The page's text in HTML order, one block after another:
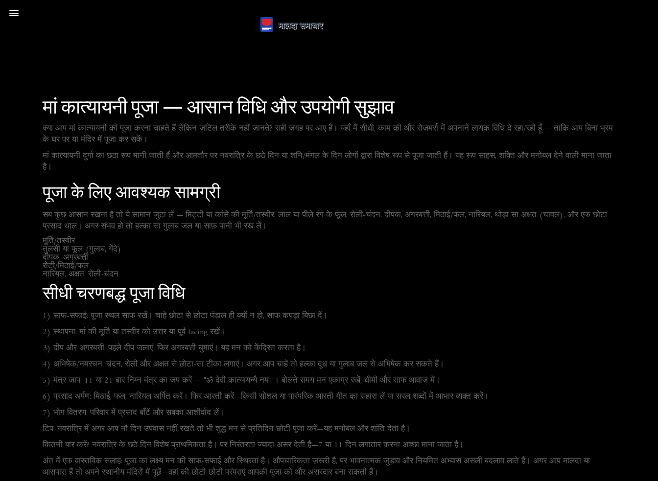
मां कात्यायनी पूजा — आसान विधि और उपयोगी सुझाव
क्या आप मां कात्यायनी की पूजा करना चाहते हैं लेकिन जटिल तरीके नहीं जानते? सही जगह पर आए हैं। यहाँ मैं सीधी, काम की और रोज़मर्रा में अपनाने लायक विधि दे रहा/रही हूँ — ताकि आप बिना भ्रम
के घर पर या मंदिर में पूजा कर सकें।
मां कात्यायनी दुर्गा का छठा रूप मानी जाती हैं और आमतौर पर नवरात्रि के छठे दिन या शनि/मंगल के दिन लोगों द्वारा विशेष रूप से पूजा जाती हैं। यह रूप साहस, शक्ति और मनोबल देने वाली माना जाता
है।
पूजा के लिए आवश्यक सामग्री
सब कुछ आसान रखना है तो ये सामान जुटा लें — मिट्टी या कांसे की मूर्ति/तस्वीर, लाल या पीले रंग के फूल, रोली-चंदन, दीपक, अगरबत्ती, मिठाई/फल, नारियल, थोड़ा सा अक्षत (चावल), और एक छोटा
प्रसाद थाल। अगर संभव हो तो हल्का सा गुलाब जल या साफ़ पानी भी रख लें।
मूर्ति/तस्वीर
तुलसी या फूल (गुलाब, गेंदे)
दीपक, अगरबत्ती
रोटी/मिठाई/फल
नारियल, अक्षत, रोली-चंदन
सीधी चरणबद्ध पूजा विधि
1) साफ-सफाई: पूजा स्थल साफ रखें। चाहे छोटा से छोटा पंडाल ही क्यों न हो, साफ कपड़ा बिछा दें।
2) स्थापना: मां की मूर्ति या तस्वीर को उत्तर या पूर्व facing रखें।
3) दीप और अगरबत्ती: पहले दीप जलाएं, फिर अगरबत्ती घुमाएं। यह मन को केंद्रित करता है।
4) अभिषेक/नमरचन: चंदन, रोली और अक्षत से छोटा-सा टीका लगाएं। अगर आप चाहें तो हल्का दूध या गुलाब जल से अभिषेक कर सकते हैं।
5) मंत्र जाप: 11 या 21 बार निम्न मंत्र का जप करें — "ॐ देवी कात्यायन्यै नमः"। बोलते समय मन एकाग्र रखें, धीमी और साफ आवाज में।
6) प्रसाद अर्पण: मिठाई, फल, नारियल अर्पित करें। फिर आरती करें—किसी सोशल या पारंपरिक आरती गीत का सहारा लें या सरल शब्दों में आभार व्यक्त करें।
7) भोग वितरण: परिवार में प्रसाद बाँटें और सबका आशीर्वाद लें।
टिप: नवरात्रि में अगर आप नौ दिन उपवास नहीं रखते तो भी शुद्ध मन से प्रतिदिन छोटी पूजा करें—यह मनोबल और शांति देता है।
कितनी बार करें? नवरात्रि के छठे दिन विशेष प्राथमिकता है। पर निरंतरता ज्यादा असर देती है—7 या 11 दिन लगातार करना अच्छा माना जाता है।
अंत में एक वास्तविक सलाह: पूजा का लक्ष्य मन की साफ-सफाई और स्थिरता है। औपचारिकता ज़रूरी है, पर भावनात्मक जुड़ाव और नियमित अभ्यास असली बदलाव लाते हैं। अगर आप मालदा या
आसपास हैं तो अपने स्थानीय मंदिरों में पूछें—वहां की छोटी-छोटी परंपराएं आपकी पूजा को और असरदार बना सकती हैं।